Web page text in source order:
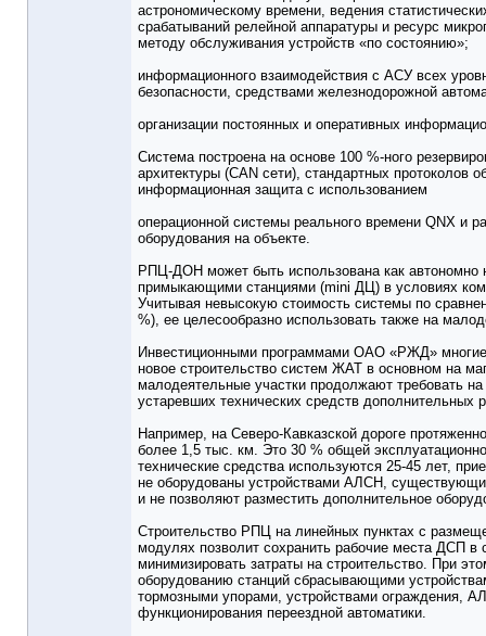
астрономическому времени, ведения
срабатываний релейной аппаратуры и ресурс
методу обслуживания устройств «по состоянию»;
информационного взаимодействия с АСУ всех
безопасности, средствами железнодорожной
организации постоянных и оперативных
Система построена на основе 100 %-ного
архитектуры (CAN сети), стандартных протоколов
информационная защита с использованием
операционной системы реального времени QNX и
оборудования на объекте.
РПЦ-ДОН может быть использована как автономно
примыкающими станциями (mini ДЦ) в условиях
Учитывая невысокую стоимость системы по
%), ее целесообразно использовать также на
Инвестиционными программами ОАО «РЖД»
новое строительство систем ЖАТ в основном на
малодеятельные участки продолжают требовать
устаревших технических средств дополнительных
Например, на Северо-Кавказской дороге
более 1,5 тыс. км. Это 30 % общей
технические средства используются 25-45 лет,
не оборудованы устройствами АЛСН,
и не позволяют разместить дополнительное
Строительство РПЦ на линейных пунктах с
модулях позволит сохранить рабочие места ДСП
минимизировать затраты на строительство. При
оборудованию станций сбрасывающими
тормозными упорами, устройствами ограждения,
функционирования переездной автоматики.